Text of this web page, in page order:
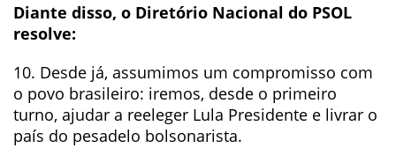
Diante disso, o Diretório Nacional do PSOL
resolve:
10. Desde já, assumimos um compromisso com
o povo brasileiro: iremos, desde o primeiro
turno, ajudar a reeleger Lula Presidente e livrar o
país do pesadelo bolsonarista.